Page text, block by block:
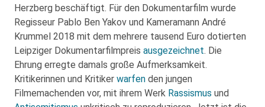
Herzberg beschäftigt. Für den Dokumentarfilm wurde
Regisseur Pablo Ben Yakov und Kameramann André
Krummel 2018 mit dem mehrere tausend Euro dotierten
Leipziger Dokumentarfilmpreis ausgezeichnet. Die
Ehrung erregte damals große Aufmerksamkeit.
Kritikerinnen und Kritiker warfen den jungen
Filmemachenden vor, mit ihrem Werk Rassismus und